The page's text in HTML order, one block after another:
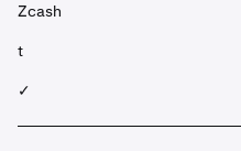
Zcash
t
✓